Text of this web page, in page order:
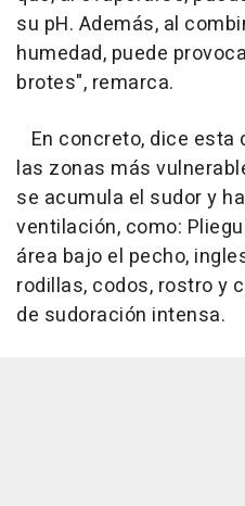
su pH. Además, al
humedad, puede
brotes", remarca.
En concreto, dice esta
las zonas más
se acumula el sudor y
ventilación, como:
área bajo el pecho,
rodillas, codos, rostro y
de sudoración intensa.